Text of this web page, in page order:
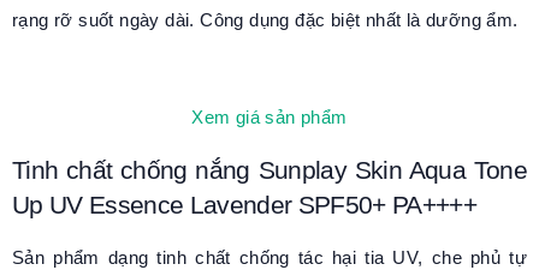
rạng rỡ suốt ngày dài. Công dụng đặc biệt nhất là dưỡng ẩm.
Xem giá sản phẩm
Tinh chất chống nắng Sunplay Skin Aqua Tone
Up UV Essence Lavender SPF50+ PA++++
Sản phẩm dạng tinh chất chống tác hại tia UV, che phủ tự